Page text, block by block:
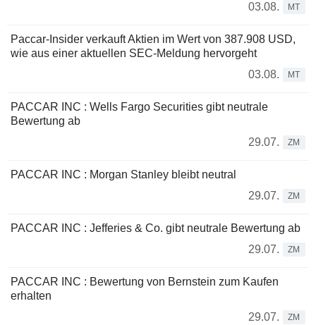
03.08.
MT
Paccar-Insider verkauft Aktien im Wert von 387.908 USD,
wie aus einer aktuellen SEC-Meldung hervorgeht
03.08.
MT
PACCAR INC : Wells Fargo Securities gibt neutrale
Bewertung ab
29.07.
ZM
PACCAR INC : Morgan Stanley bleibt neutral
29.07.
ZM
PACCAR INC : Jefferies & Co. gibt neutrale Bewertung ab
29.07.
ZM
PACCAR INC : Bewertung von Bernstein zum Kaufen
erhalten
29.07.
ZM